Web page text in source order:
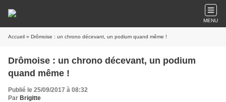
MENU
Accueil » Drômoise : un chrono décevant, un podium quand même !
Drômoise : un chrono décevant, un podium
quand même !
Publié le 25/09/2017 à 08:32
Par Brigitte